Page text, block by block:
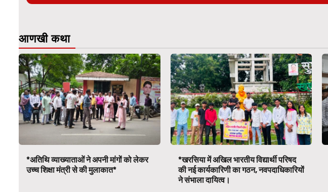
आणखी कथा
*अतिथि व्याख्याताओं ने अपनी मांगों को लेकर
उच्च शिक्षा मंत्री से की मुलाकात*
*खरसिया में अखिल भारतीय विद्यार्थी परिषद
की नई कार्यकारिणी का गठन, नवपदाधिकारियों
ने संभाला दायित्व।